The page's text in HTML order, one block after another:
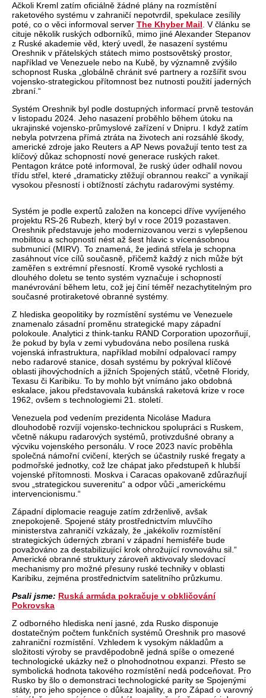
Ačkoli Kreml zatím oficiálně žádné plány na rozmístění
raketového systému v zahraničí nepotvrdil, spekulace zesílily
poté, co o věci informoval server The Khyber Mail. V článku se
cituje několik ruských odborníků, mimo jiné Alexander Stepanov
z Ruské akademie věd, který uvedl, že nasazení systému
Oreshnik v přátelských státech mimo postsovětský prostor,
například ve Venezuele nebo na Kubě, by významně zvýšilo
schopnost Ruska „globálně chránit své partnery a rozšířit svou
vojensko-strategickou přítomnost bez nutnosti použití jaderných
zbraní.“
Systém Oreshnik byl podle dostupných informací prvně testován
v listopadu 2024. Jeho nasazení proběhlo během útoku na
ukrajinské vojensko-průmyslové zařízení v Dnipru. I když zatím
nebyla potvrzena přímá ztráta na životech ani rozsáhlé škody,
americké zdroje jako Reuters a AP News považují tento test za
klíčový důkaz schopností nové generace ruských raket.
Pentagon krátce poté informoval, že ruský úder odhalil novou
třídu střel, které „dramaticky ztěžují obrannou reakci“ a vynikají
vysokou přesností i obtížností záchytu radarovými systémy.
Systém je podle expertů založen na koncepci dříve vyvíjeného
projektu RS-26 Rubezh, který byl v roce 2019 pozastaven.
Oreshnik představuje jeho modernizovanou verzi s vylepšenou
mobilitou a schopností nést až šest hlavic s vícenásobnou
submunicí (MIRV). To znamená, že jediná střela je schopna
zasáhnout více cílů současně, přičemž každý z nich může být
zaměřen s extrémní přesností. Kromě vysoké rychlosti a
dlouhého doletu se tento systém vyznačuje i schopností
manévrování během letu, což jej činí téměř nezachytitelným pro
současné protiraketové obranné systémy.
Z hlediska geopolitiky by rozmístění systému ve Venezuele
znamenalo zásadní proměnu strategické mapy západní
polokoule. Analytici z think-tanku RAND Corporation upozorňují,
že pokud by byla v zemi vybudována nebo posílena ruská
vojenská infrastruktura, například mobilní odpalovací rampy
nebo radarové stanice, dosah systému by pokrýval klíčové
oblasti jihovýchodních a jižních Spojených států, včetně Floridy,
Texasu či Karibiku. To by mohlo být vnímáno jako obdobná
eskalace, jakou představovala kubánská raketová krize v roce
1962, ovšem s technologiemi 21. století.
Venezuela pod vedením prezidenta Nicoláse Madura
dlouhodobě rozvíjí vojensko-technickou spolupráci s Ruskem,
včetně nákupu radarových systémů, protivzdušné obrany a
výcviku vojenského personálu. V roce 2023 navíc proběhla
společná námořní cvičení, kterých se účastnily ruské fregaty a
podmořské jednotky, což lze chápat jako předstupeň k hlubší
vojenské přítomnosti. Moskva i Caracas opakovaně zdůrazňují
svou „strategickou suverenitu“ a odpor vůči „americkému
intervencionismu.“
Západní diplomacie reaguje zatím zdrženlivě, avšak
znepokojeně. Spojené státy prostřednictvím mluvčího
ministerstva zahraničí vzkázaly, že „jakékoliv rozmístění
strategických úderných zbraní v západní hemisféře bude
považováno za destabilizující krok ohrožující rovnováhu sil.“
Americké obranné struktury zároveň aktivovaly sledovací
mechanismy pro možné přesuny ruské techniky v oblasti
Karibiku, zejména prostřednictvím satelitního průzkumu.
Psali jsme: Ruská armáda pokračuje v obkličování
Pokrovska
Z odborného hlediska není jasné, zda Rusko disponuje
dostatečným počtem funkčních systémů Oreshnik pro masové
zahraniční rozmístění. Vzhledem k vysokým nákladům a
složitosti výroby se pravděpodobně jedná spíše o omezené
technologické ukázky než o plnohodnotnou expanzi. Přesto se
symbolická hodnota takového rozmístění nedá podceňovat. Pro
Rusko by šlo o demonstraci technologické parity se Spojenými
státy, pro jeho spojence o důkaz loajality, a pro Západ o varovný